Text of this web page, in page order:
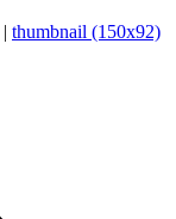
| thumbnail (150x92)